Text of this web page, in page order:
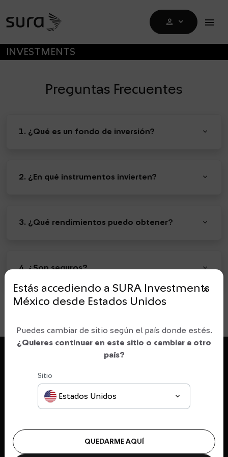
person DROPDOWN
menu
INVESTMENTS
Preguntas Frecuentes
1. ¿Qué es un fondo de inversión? keyboard_arrow_down
2. ¿En qué instrumentos invierten? keyboard_arrow_down
3. ¿Qué rendimientos puedo obtener? keyboard_arrow_down
4. ¿Son seguros? keyboard_arrow_down
Fecha de última actualización: Marzo 2025.
Estás accediendo a SURA Investments
México desde Estados Unidos
Puedes cambiar de sitio según el país donde estés.
¿Quieres continuar en este sitio o cambiar a otro
país?
close_small
Sitio
Estados Unidos
QUEDARME AQUÍ
Estás en el sitio web de SURA Investments: México
dropdown
NOSOTROS
dropdown